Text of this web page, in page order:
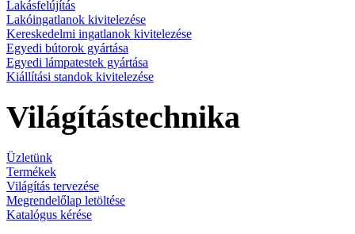
Lakásfelújítás
Lakóingatlanok kivitelezése
Kereskedelmi ingatlanok kivitelezése
Egyedi bútorok gyártása
Egyedi lámpatestek gyártása
Kiállítási standok kivitelezése
Világítástechnika
Üzletünk
Termékek
Világítás tervezése
Megrendelőlap letöltése
Katalógus kérése